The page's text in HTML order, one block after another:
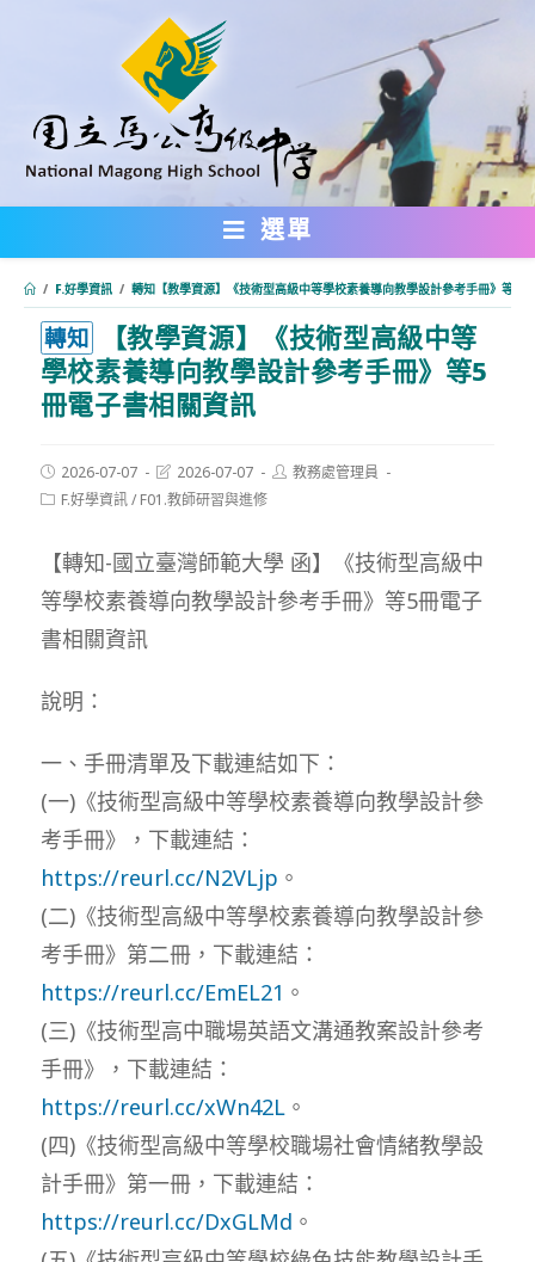
內
選單
/ F.好學資訊 / 轉知【教學資源】《技術型高級中等學校素養導向教學設計參考手冊》等5
轉知
【教學資源】《技術型高級中等
學校素養導向教學設計參考手冊》等5
冊電子書相關資訊
Post
published:
2026-07-07
Post
last
modified:
2026-07-07
Post教務處管理員
PostF.好學資訊/ F01.教師研習與進修
【轉知-國立臺灣師範大學 函】《技術型高級中
等學校素養導向教學設計參考手冊》等5冊電子
書相關資訊
說明：
一、手冊清單及下載連結如下：
(一)《技術型高級中等學校素養導向教學設計參
考手冊》，下載連結：
https://reurl.cc/N2VLjp 。
(二)《技術型高級中等學校素養導向教學設計參
考手冊》第二冊，下載連結：
https://reurl.cc/EmEL21 。
(三)《技術型高中職場英語文溝通教案設計參考
手冊》，下載連結：
https://reurl.cc/xWn42L。
(四)《技術型高級中等學校職場社會情緒教學設
計手冊》第一冊，下載連結：
https://reurl.cc/DxGLMd 。